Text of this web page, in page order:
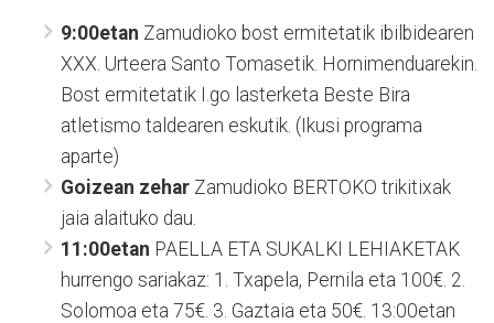
9:00etan Zamudioko bost ermitetatik ibilbidearen
XXX. Urteera Santo Tomasetik. Hornimenduarekin.
Bost ermitetatik I.go lasterketa Beste Bira
atletismo taldearen eskutik. (Ikusi programa
aparte)
Goizean zehar Zamudioko BERTOKO trikitixak
jaia alaituko dau.
11:00etan PAELLA ETA SUKALKI LEHIAKETAK
hurrengo sariakaz: 1. Txapela, Pernila eta 100€. 2.
Solomoa eta 75€. 3. Gaztaia eta 50€. 13:00etan